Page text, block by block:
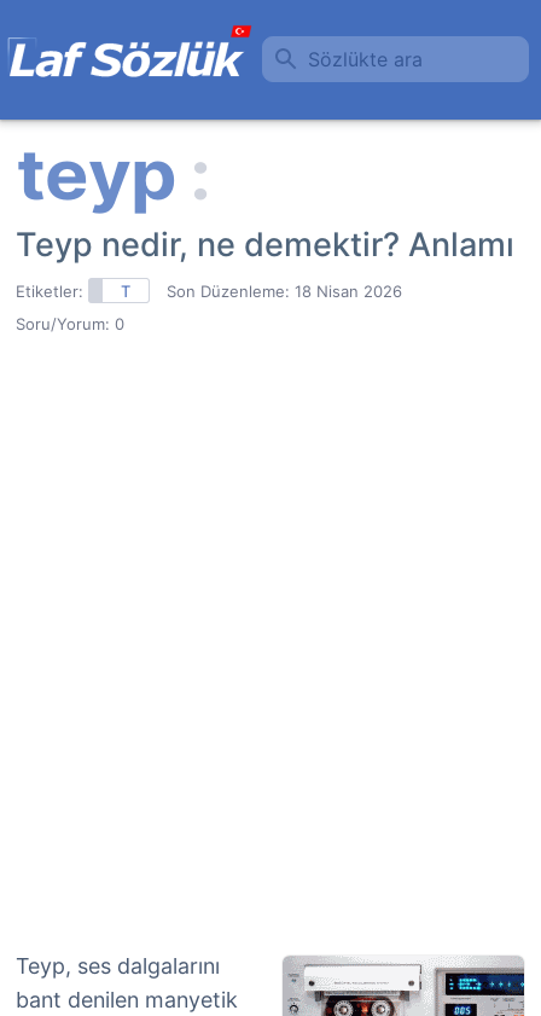
Sözlükte ara
Teyp nedir, ne demektir? Anlamı
Etiketler: T Son Düzenleme: 18 Nisan 2026
Soru/Yorum: 0
Teyp, ses dalgalarını
bant denilen manyetik